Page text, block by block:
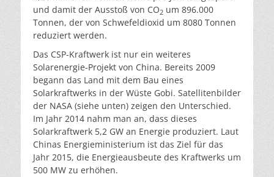
und damit der Ausstoß von CO2 um 896.000
Tonnen, der von Schwefeldioxid um 8080 Tonnen
reduziert werden.
Das CSP-Kraftwerk ist nur ein weiteres
Solarenergie-Projekt von China. Bereits 2009
begann das Land mit dem Bau eines
Solarkraftwerks in der Wüste Gobi. Satellitenbilder
der NASA (siehe unten) zeigen den Unterschied.
Im Jahr 2014 nahm man an, dass dieses
Solarkraftwerk 5,2 GW an Energie produziert. Laut
Chinas Energieministerium ist das Ziel für das
Jahr 2015, die Energieausbeute des Kraftwerks um
500 MW zu erhöhen.